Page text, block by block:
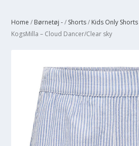
Home / Børnetøj -/ Shorts/ Kids Only Shorts
KogsMilla – Cloud Dancer/Clear sky